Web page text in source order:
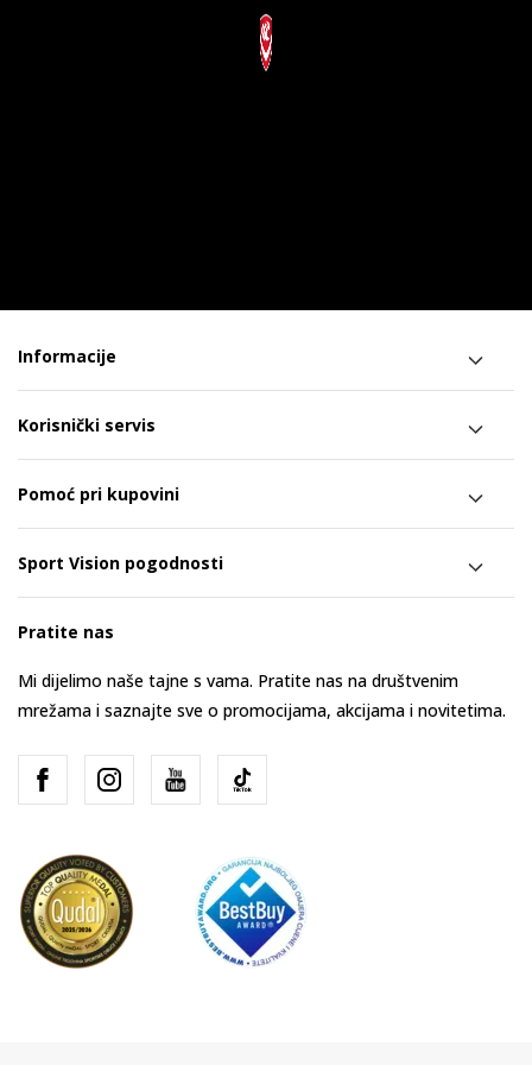
Informacije
Korisnički servis
Pomoć pri kupovini
Sport Vision pogodnosti
Pratite nas
Mi dijelimo naše tajne s vama. Pratite nas na društvenim
mrežama i saznajte sve o promocijama, akcijama i novitetima.